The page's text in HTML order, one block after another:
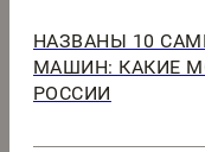
НАЗВАНЫ 10
МАШИН: КАКИЕ
РОССИИ